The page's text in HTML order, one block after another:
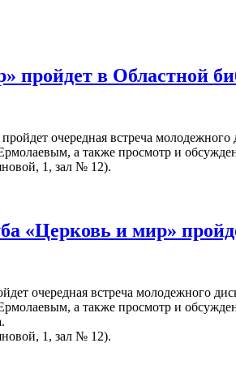
пройдет в Областной
пройдет очередная встреча
а также просмотр и
1, зал № 12).
«Церковь и мир»
очередная встреча молодежного
а также просмотр и
1, зал № 12).